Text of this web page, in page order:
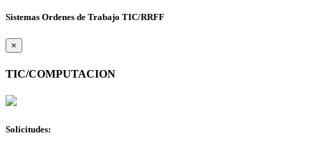
Sistemas Ordenes de Trabajo TIC/RRFF
×
TIC/COMPUTACION
Solicitudes: